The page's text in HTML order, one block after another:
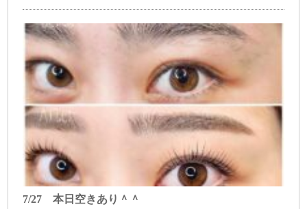
7/27 本日空きあり＾＾